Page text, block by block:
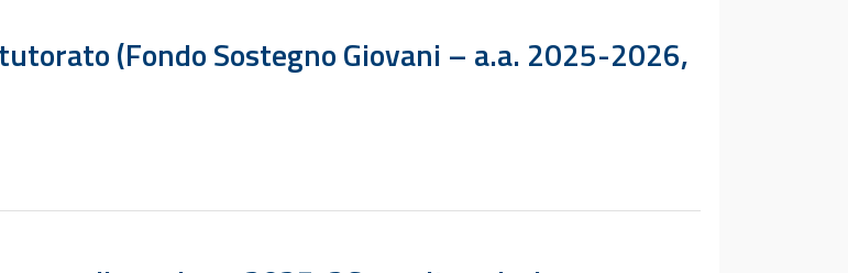
(Fondo Sostegno Giovani – a.a. 2025-2026,